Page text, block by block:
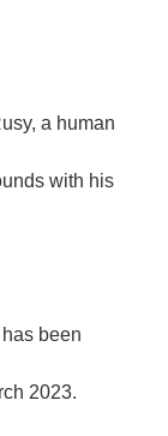
a human
with his
been
2023.